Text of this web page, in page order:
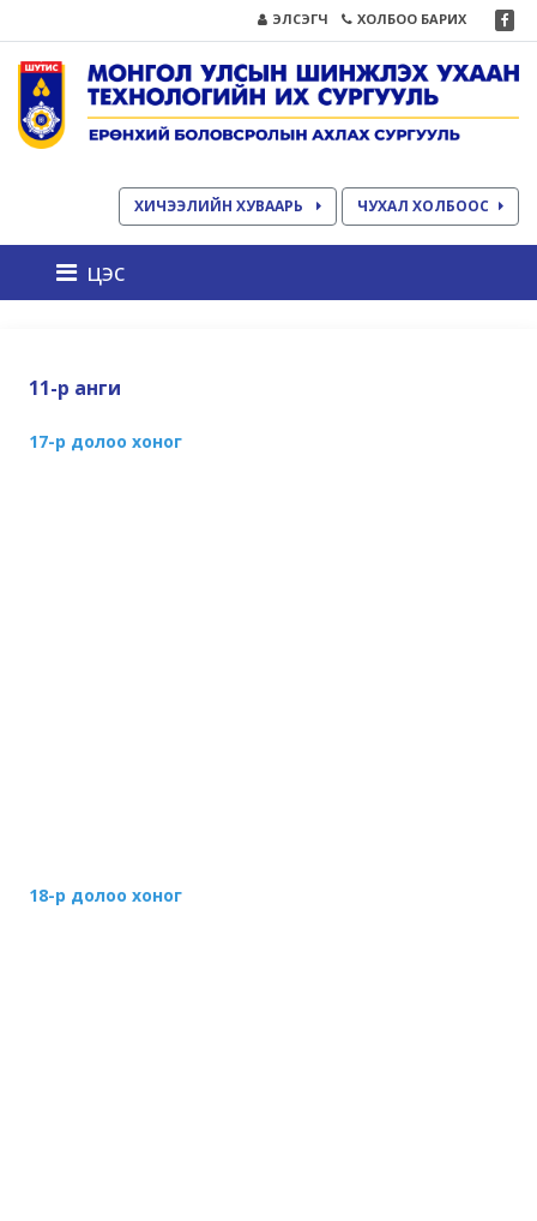
ЭЛСЭГЧ ХОЛБОО БАРИХ
ХИЧЭЭЛИЙН ХУВААРЬ ЧУХАЛ ХОЛБООС
цэс
11-р анги
17-р долоо хоног
18-р долоо хоног